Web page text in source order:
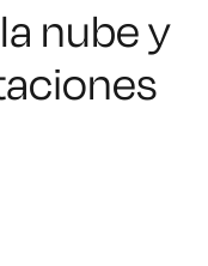
nube y